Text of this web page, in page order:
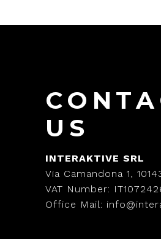
US
INTERAKTIVE SRL
Via Camandona 1,
VAT Number:
Office Mail: